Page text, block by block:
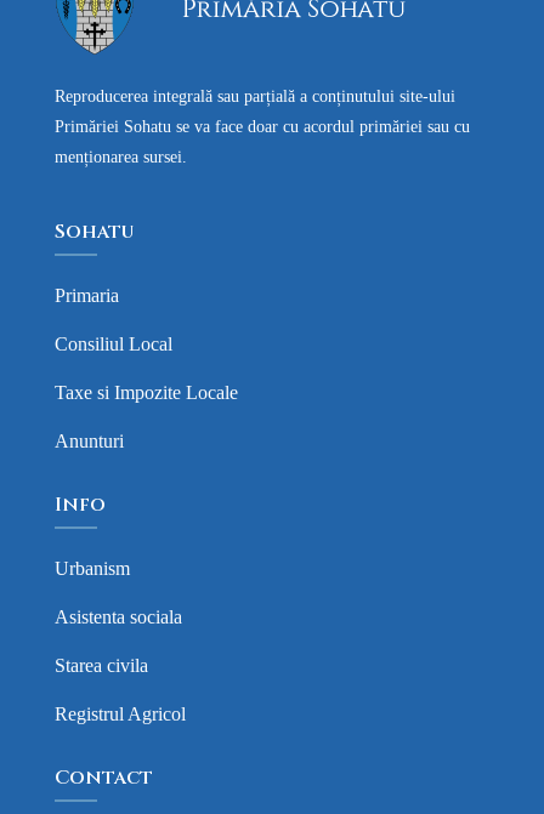
Reproducerea integrală sau parțială a conținutului site-ului
Primăriei Sohatu se va face doar cu acordul primăriei sau cu
menționarea sursei.
Sohatu
Primaria
Consiliul Local
Taxe si Impozite Locale
Anunturi
Info
Urbanism
Asistenta sociala
Starea civila
Registrul Agricol
Contact